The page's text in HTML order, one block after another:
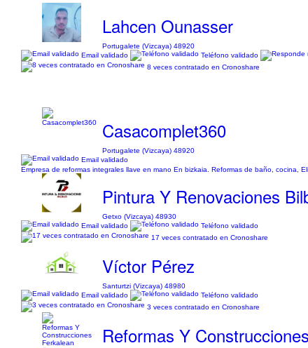
Lahcen Ounasser
Portugalete (Vizcaya) 48920
Email validado
Teléfono validado
8 veces contratado en Cronoshare
Casacomplet360
Portugalete (Vizcaya) 48920
Email validado
Empresa de reformas integrales llave en mano En bizkaia. Reformas de baño, cocina,
Pintura Y Renovaciones
Getxo (Vizcaya) 48930
Email validado
Teléfono validado
17 veces contratado en Cronoshare
Víctor Pérez
Santurtzi (Vizcaya) 48980
Email validado
Teléfono validado
3 veces contratado en Cronoshare
Reformas Y